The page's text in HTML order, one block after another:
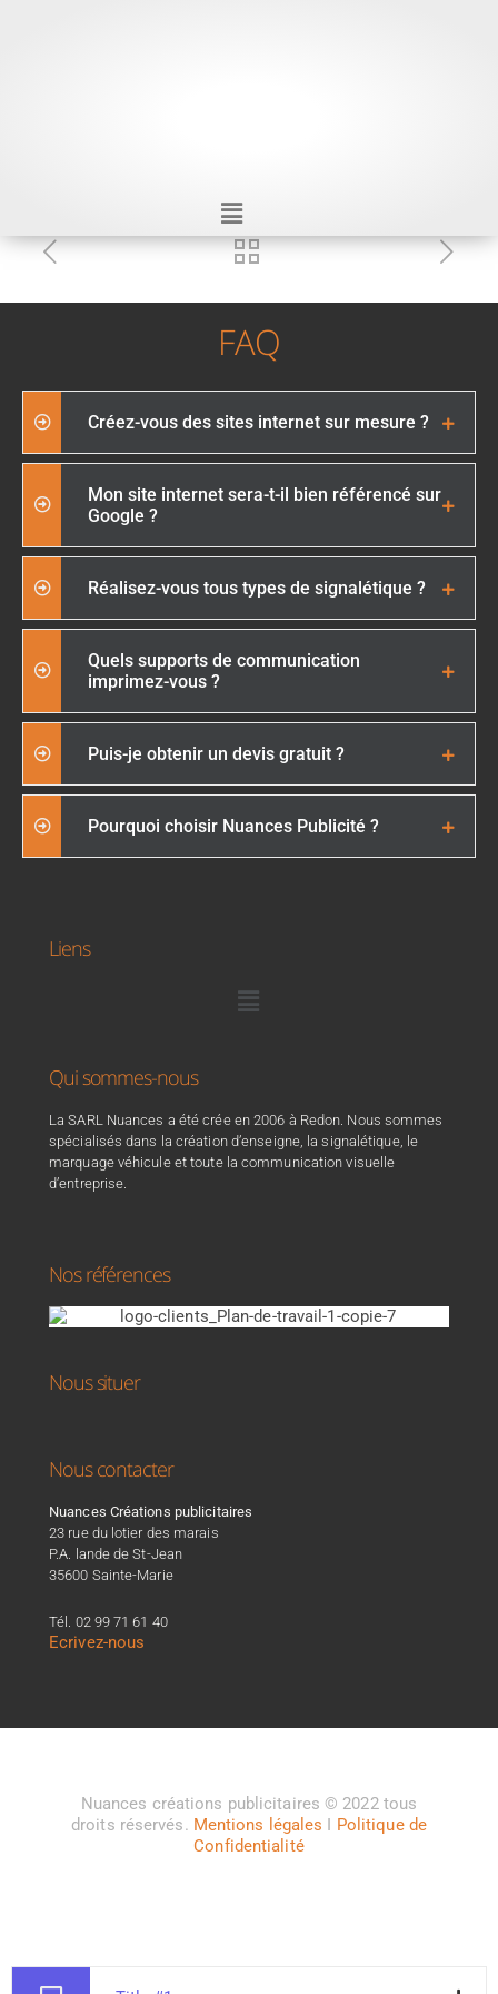
FAQ
Créez-vous des sites internet sur mesure ?
Mon site internet sera-t-il bien référencé sur
Google ?
Réalisez-vous tous types de signalétique ?
Quels supports de communication
imprimez-vous ?
Puis-je obtenir un devis gratuit ?
Pourquoi choisir Nuances Publicité ?
Liens
Qui sommes-nous
La SARL Nuances a été crée en 2006 à Redon. Nous sommes
spécialisés dans la création d’enseigne, la signalétique, le
marquage véhicule et toute la communication visuelle
d’entreprise.
Nos références
Nous situer
Nous contacter
Nuances Créations publicitaires
23 rue du lotier des marais
P.A. lande de St-Jean
35600 Sainte-Marie
Tél. 02 99 71 61 40
Ecrivez-nous
Nuances créations publicitaires © 2022 tous
droits réservés. Mentions légales I Politique de
Confidentialité